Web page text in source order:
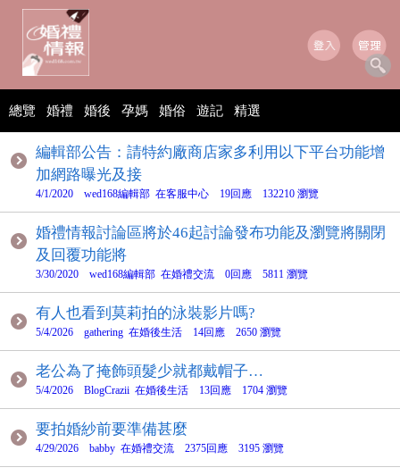
總覽 婚禮 婚後 孕媽 婚俗 遊記 精選
編輯部公告：請特約廠商店家多利用以下平台功能增
加網路曝光及接
4/1/2020 wed168編輯部 在客服中心 19回應 132210 瀏覽
婚禮情報討論區將於46起討論發布功能及瀏覽將關閉
及回覆功能將
3/30/2020 wed168編輯部 在婚禮交流 0回應 5811 瀏覽
有人也看到莫莉拍的泳裝影片嗎?
5/4/2026 gathering 在婚後生活 14回應 2650 瀏覽
老公為了掩飾頭髮少就都戴帽子…
5/4/2026 BlogCrazii 在婚後生活 13回應 1704 瀏覽
要拍婚紗前要準備甚麼
4/29/2026 babby 在婚禮交流 2375回應 3195 瀏覽